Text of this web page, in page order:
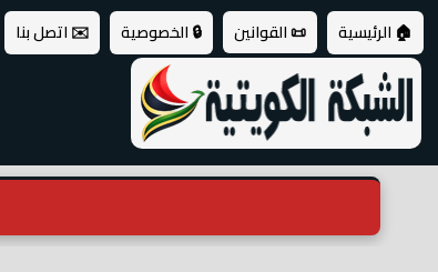
🏠 الرئيسية 📜 القوانين 🔒 الخصوصية ✉️ اتصل بنا